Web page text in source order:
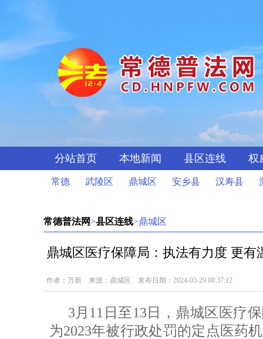
分站首页 本地新闻 县区连线 权
常德 武陵区 鼎城区 安乡县 汉寿县
常德普法网>县区连线>鼎城区
鼎城区医疗保障局：执法有力度 更有
作者：万新 来源：鼎城区 发布日期：2024-03-29 08:37:12
3月11日至13日，鼎城区医疗
为2023年被行政处罚的定点医药